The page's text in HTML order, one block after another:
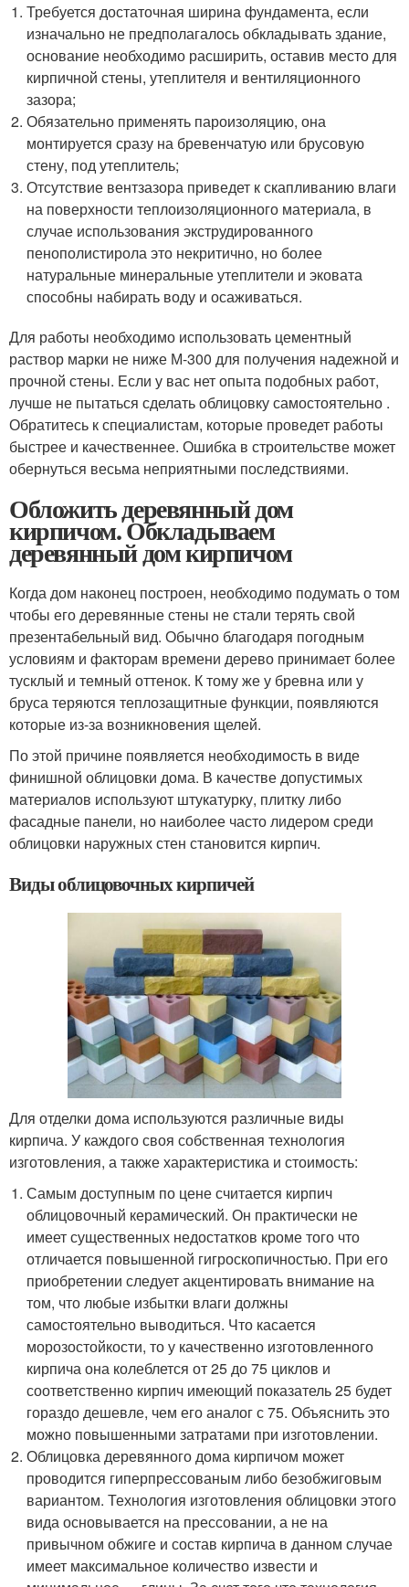
Требуется достаточная ширина фундамента, если
изначально не предполагалось обкладывать здание,
основание необходимо расширить, оставив место для
кирпичной стены, утеплителя и вентиляционного
зазора;
Обязательно применять пароизоляцию, она
монтируется сразу на бревенчатую или брусовую
стену, под утеплитель;
Отсутствие вентзазора приведет к скапливанию влаги
на поверхности теплоизоляционного материала, в
случае использования экструдированного
пенополистирола это некритично, но более
натуральные минеральные утеплители и эковата
способны набирать воду и осаживаться.
Для работы необходимо использовать цементный
раствор марки не ниже М-300 для получения надежной и
прочной стены. Если у вас нет опыта подобных работ,
лучше не пытаться сделать облицовку самостоятельно .
Обратитесь к специалистам, которые проведет работы
быстрее и качественнее. Ошибка в строительстве может
обернуться весьма неприятными последствиями.
Обложить деревянный дом
кирпичом. Обкладываем
деревянный дом кирпичом
Когда дом наконец построен, необходимо подумать о том
чтобы его деревянные стены не стали терять свой
презентабельный вид. Обычно благодаря погодным
условиям и факторам времени дерево принимает более
тусклый и темный оттенок. К тому же у бревна или у
бруса теряются теплозащитные функции, появляются
которые из-за возникновения щелей.
По этой причине появляется необходимость в виде
финишной облицовки дома. В качестве допустимых
материалов используют штукатурку, плитку либо
фасадные панели, но наиболее часто лидером среди
облицовки наружных стен становится кирпич.
Виды облицовочных кирпичей
Для отделки дома используются различные виды
кирпича. У каждого своя собственная технология
изготовления, а также характеристика и стоимость:
Самым доступным по цене считается кирпич
облицовочный керамический. Он практически не
имеет существенных недостатков кроме того что
отличается повышенной гигроскопичностью. При его
приобретении следует акцентировать внимание на
том, что любые избытки влаги должны
самостоятельно выводиться. Что касается
морозостойкости, то у качественно изготовленного
кирпича она колеблется от 25 до 75 циклов и
соответственно кирпич имеющий показатель 25 будет
гораздо дешевле, чем его аналог с 75. Объяснить это
можно повышенными затратами при изготовлении.
Облицовка деревянного дома кирпичом может
проводится гиперпрессованым либо безобжиговым
вариантом. Технология изготовления облицовки этого
вида основывается на прессовании, а не на
привычном обжиге и состав кирпича в данном случае
имеет максимальное количество извести и